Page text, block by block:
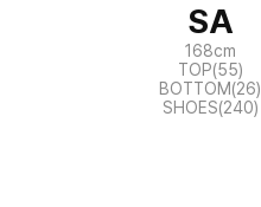
SA
168cm
TOP(55)
BOTTOM(26)
SHOES(240)